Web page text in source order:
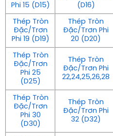
Phi 15 (D15)
(D16)
Thép Tròn
Đặc/Trơn
Phi 19 (D19)
Thép Tròn
Đặc/Trơn Phi
20 (D20)
Thép Tròn
Đặc/Trơn
Phi 25
(D25)
Thép Tròn
Đặc/Trơn Phi
22,24,25,26,28
Thép Tròn
Đặc/Trơn
Phi 30
(D30)
Thép Tròn
Đặc/Trơn Phi
32 (D32)